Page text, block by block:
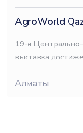
AgroWorld
19-я
выставка
Алматы